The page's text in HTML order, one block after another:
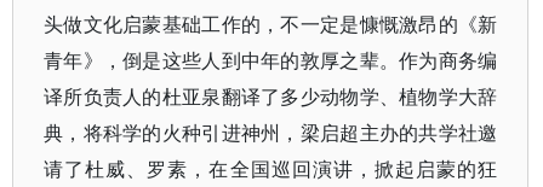
头做文化启蒙基础工作的，不一定是慷慨激昂的《新
青年》，倒是这些人到中年的敦厚之辈。作为商务编
译所负责人的杜亚泉翻译了多少动物学、植物学大辞
典，将科学的火种引进神州，梁启超主办的共学社邀
请了杜威、罗素，在全国巡回演讲，掀起启蒙的狂